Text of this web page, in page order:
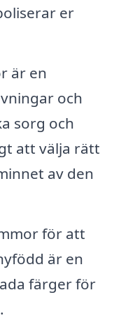
er
är en
och
sorg och
att välja rätt
av den
för att
är en
färger för